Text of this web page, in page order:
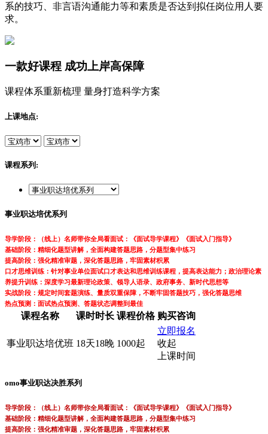
系的技巧、非言语沟通能力等和素质是否达到拟任岗位用人要
求。
一款好课程 成功上岸高保障
课程体系重新梳理 量身打造科学方案
上课地点:
课程系列:
事业职达培优系列
导学阶段：（线上）名师带你全局看面试：《面试导学课程》《面试入门指导》
基础阶段：精细化题型讲解，全面构建答题思路，分题型集中练习
提高阶段：强化精准审题，深化答题思路，牢固素材积累
口才思维训练：针对事业单位面试口才表达和思维训练课程，提高表达能力；政治理论素
养提升训练：深度学习最新理论政策、领导人语录、政府事务、新时代思想等
实战阶段：规定时间套题演练、量质双重保障，不断牢固答题技巧，强化答题思维
热点预测：面试热点预测、答题状态调整到最佳
课程名称 课时时长 课程价格 购买咨询
事业职达培优班 18天18晚 1000起
立即报名
收起
上课时间
omo事业职达决胜系列
导学阶段：（线上）名师带你全局看面试：《面试导学课程》《面试入门指导》
基础阶段：精细化题型讲解，全面构建答题思路，分题型集中练习
提高阶段：强化精准审题，深化答题思路，牢固素材积累